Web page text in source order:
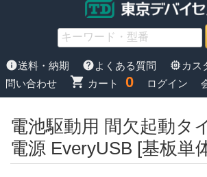
info送料・納期 helpよくある質問 memory カス
問い合わせ
shopping_cart カート 0 ログイン
電池駆動用 間欠起動タ
電源 EveryUSB [基板単